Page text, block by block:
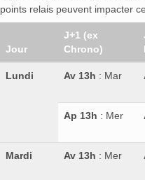
points relais peuvent impacter
Jour
J+1 (ex
Chrono)
Lundi Av 13h : Mar
Ap 13h : Mer
Mardi Av 13h : Mer